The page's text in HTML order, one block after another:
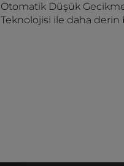
Otomatik Düşük
Teknolojisi ile daha derin